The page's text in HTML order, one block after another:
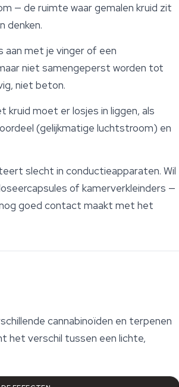
— de ruimte waar gemalen kruid zit
denken.
aan met je vinger of een
niet samengeperst worden tot
niet beton.
kruid moet er losjes in liggen, als
(gelijkmatige luchtstroom) en
slecht in conductieapparaten. Wil
of kamerverkleinders —
goed contact maakt met het
cannabinoïden en terpenen
het verschil tussen een lichte,